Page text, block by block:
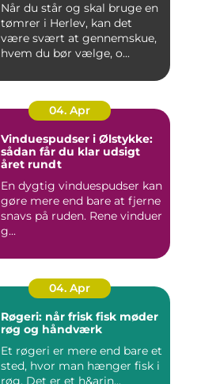
Når du står og skal bruge en
tømrer i Herlev, kan det
være svært at gennemskue,
hvem du bør vælge, o...
04. Apr
Vinduespudser i Ølstykke:
sådan får du klar udsigt
året rundt
En dygtig vinduespudser kan
gøre mere end bare at fjerne
snavs på ruden. Rene vinduer
g...
04. Apr
Røgeri: når frisk fisk møder
røg og håndværk
Et røgeri er mere end bare et
sted, hvor man hænger fisk i
røg. Det er et h&arin...